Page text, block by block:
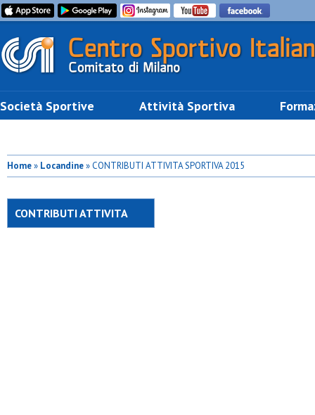
Società Sportive Attività Sportiva
Home» Locandine» CONTRIBUTI ATTIVITA SPORTIVA 2015
CONTRIBUTI ATTIVITA